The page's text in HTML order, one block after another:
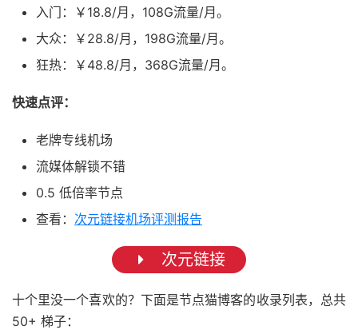
入门：￥18.8/月，108G流量/月。
大众：￥28.8/月，198G流量/月。
狂热：￥48.8/月，368G流量/月。
快速点评：
老牌专线机场
流媒体解锁不错
0.5 低倍率节点
查看： 次元链接机场评测报告
次元链接
十个里没一个喜欢的？下面是节点猫博客的收录列表，总共
50+ 梯子：